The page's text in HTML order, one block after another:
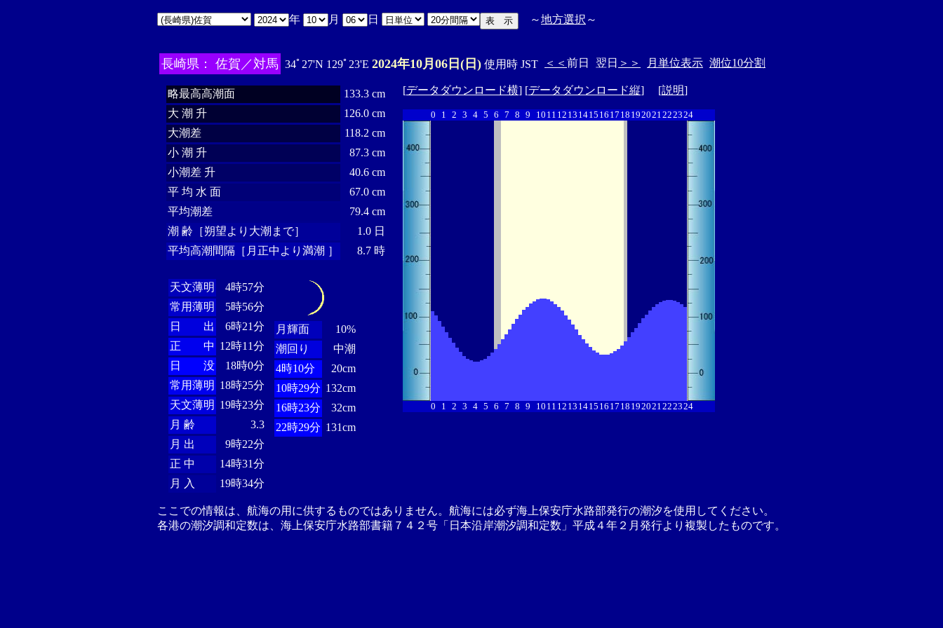
年 月 日 ～地方選択 ～
長崎県： 佐賀／対馬 34ﾟ27'N 129ﾟ23'E 2024年10月06日(日) 使用時 JST ＜＜ 前日 翌日 ＞＞ 月単位表示 潮位10分割
略最高高潮面
133.3 cm
大 潮 升
126.0 cm
大潮差
118.2 cm
小 潮 升
87.3 cm
小潮差 升
40.6 cm
平 均 水 面
67.0 cm
平均潮差
79.4 cm
潮 齢［朔望より大潮まで］
1.0 日
平均高潮間隔［月正中より満潮 ］
8.7 時
天文薄明
4時57分
常用薄明
5時56分
日 出
6時21分
正 中 12時11分
日 没
18時0分
常用薄明 18時25分
天文薄明 19時23分
月 齢
3.3
月 出
9時22分
正 中
14時31分
月 入
19時34分
月輝面
10%
潮回り
中潮
4時10分
20cm
10時29分 132cm
16時23分
32cm
22時29分 131cm
[データダウンロード横] [データダウンロード縦] [説明]
0 1 2 3 4 5 6 7 8 9 10 11 12 13 1415 16 17 18 192021222324
0 1 2 3 4 5 6 7 8 9 10 11 12 13 1415 16 17 18 192021222324
ここでの情報は、航海の用に供するものではありません。航海には必ず海上保安庁水路部発行の潮汐を使用してください。
各港の潮汐調和定数は、海上保安庁水路部書籍７４２号「日本沿岸潮汐調和定数」平成４年２月発行より複製したものです。